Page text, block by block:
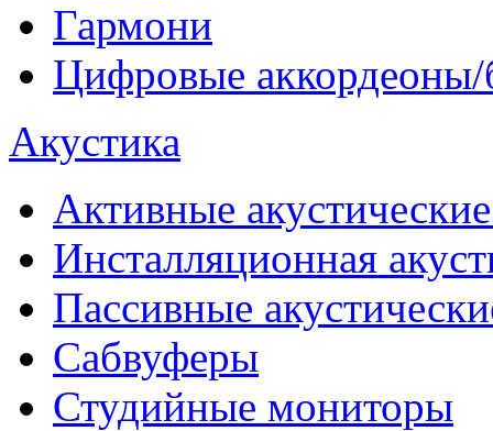
Гармони
Цифровые
Акустика
Активные
Инсталляционная
Пассивные
Сабвуферы
Студийные мониторы